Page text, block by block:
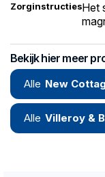
ZorginstructiesHet
Bekijk hier meer
Alle New
Alle Villeroy &